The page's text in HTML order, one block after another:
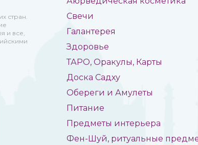
стран.
и все,
Свечи
Галантерея
Здоровье
ТАРО, Оракулы, Карты
Доска Садху
Обереги и Амулеты
Питание
Предметы интерьера
Фен-Шуй, ритуальные